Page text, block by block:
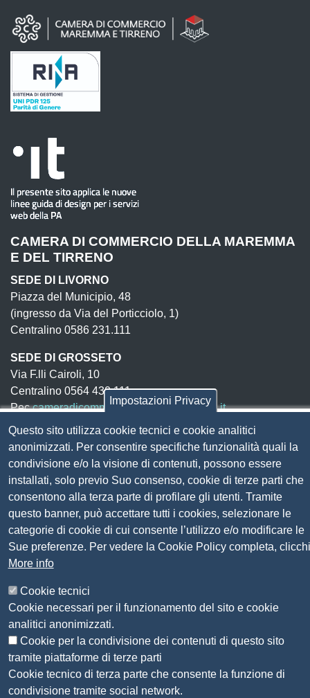
CAMERA DI COMMERCIO DELLA MAREMMA
E DEL TIRRENO
SEDE DI LIVORNO
Piazza del Municipio, 48
(ingresso da Via del Porticciolo, 1)
Centralino 0586 231.111
SEDE DI GROSSETO
Via F.lli Cairoli, 10
Centralino 0564 430.111
Peccameradicommercio@pec.lg.camcom.it
Codice fiscale e Partita Iva:01838690491
Codice univoco fatturazione elettronica: UFN1JE
Pagare con PagoPA
Seguici su
Mappa del sito
Privacy
Social Media Policy
Dichiarazione di accessibilità
Feedback accessibilità
Siti tematici: Maremma e Tirreno Itinerari
Impostazioni Privacy
Questo sito utilizza cookie tecnici e cookie analitici
anonimizzati. Per consentire specifiche funzionalità quali la
condivisione e/o la visione di contenuti, possono essere
installati, solo previo Suo consenso, cookie di terze parti che
consentono alla terza parte di profilare gli utenti. Tramite
questo banner, può accettare tutti i cookies, selezionare le
categorie di cookie di cui consente l’utilizzo e/o modificare le
Sue preferenze. Per vedere la Cookie Policy completa, clicchi
More info
Cookie tecnici
Cookie necessari per il funzionamento del sito e cookie
analitici anonimizzati.
Cookie per la condivisione dei contenuti di questo sito
tramite piattaforme di terze parti
Cookie tecnico di terza parte che consente la funzione di
condivisione tramite social network.